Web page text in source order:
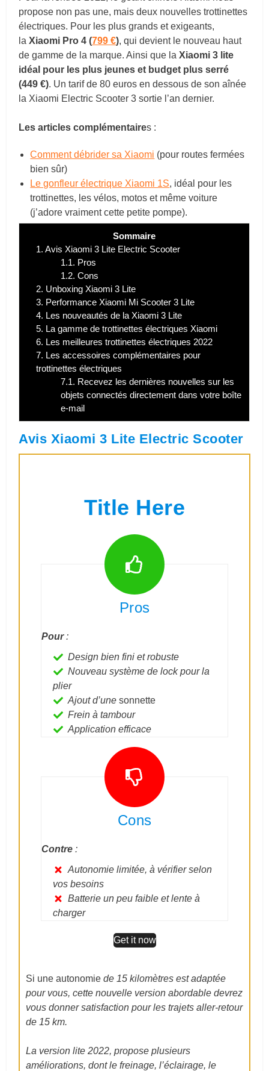
propose non pas une, mais deux nouvelles trottinettes
électriques. Pour les plus grands et exigeants,
la Xiaomi Pro 4 (799 €), qui devient le nouveau haut
de gamme de la marque. Ainsi que laXiaomi 3 lite
idéal pour les plus jeunes et budget plus serré
(449 €). Un tarif de 80 euros en dessous de son aînée
la Xiaomi Electric Scooter 3 sortie l’an dernier.
Les articles complémentaires :
Comment débrider sa Xiaomi (pour routes fermées
bien sûr)
Le gonfleur électrique Xiaomi 1S, idéal pour les
trottinettes, les vélos, motos et même voiture
(j’adore vraiment cette petite pompe).
Sommaire
1. Avis Xiaomi 3 Lite Electric Scooter
1.1. Pros
1.2. Cons
2. Unboxing Xiaomi 3 Lite
3. Performance Xiaomi Mi Scooter 3 Lite
4. Les nouveautés de la Xiaomi 3 Lite
5. La gamme de trottinettes électriques Xiaomi
6. Les meilleures trottinettes électriques 2022
7. Les accessoires complémentaires pour
trottinettes électriques
7.1. Recevez les dernières nouvelles sur les
objets connectés directement dans votre boîte
e-mail
Avis Xiaomi 3 Lite Electric Scooter
Title Here
Pros
Pour:
Design bien fini et robuste
Nouveau système de lock pour la
plier
Ajout d’unesonnette
Frein à tambour
Application efficace
Cons
Contre :
Autonomie limitée, à vérifier selon
vos besoins
Batterie un peu faible et lente à
charger
Get it now
Si une autonomiede 15 kilomètres est adaptée
pour vous, cette nouvelle version abordable devrez
vous donner satisfaction pour les trajets aller-retour
de 15 km.
La version lite 2022, propose plusieurs
améliorations, dont le freinage, l’éclairage, le